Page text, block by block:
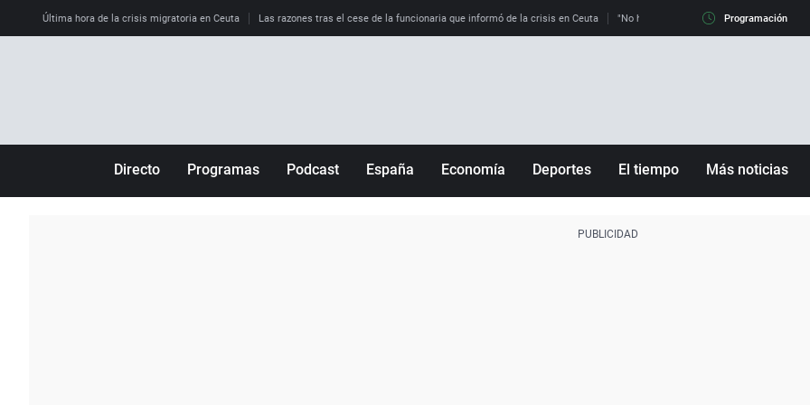
Última hora de la crisis migratoria en Ceuta Las razones tras el cese de la funcionaria que informó de la crisis en Ceuta "No hay mafias, que no nos engañen":
Programación
Directo Programas Podcast España Economía Deportes El tiempo Más noticias